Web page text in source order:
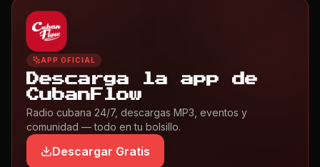
APP OFICIAL
Descarga la app de
CubanFlow
Radio cubana 24/7, descargas MP3, eventos y
comunidad — todo en tu bolsillo.
Descargar Gratis